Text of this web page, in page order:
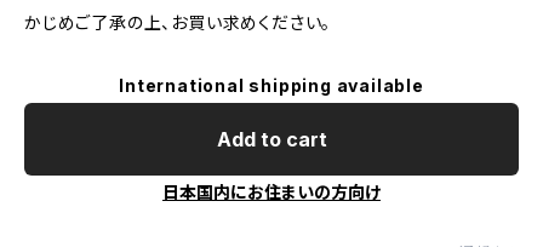
かじめご了承の上、お買い求めください。
International shipping available
Add to cart
日本国内にお住まいの方向け